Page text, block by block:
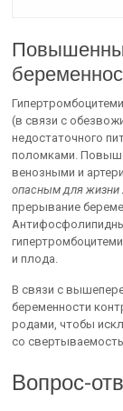
(в связи с
недостаточного
поломками.
венозными и
опасным для
прерывание
и плода.
В связи с
беременности
родами, чтобы
со
Вопрос-